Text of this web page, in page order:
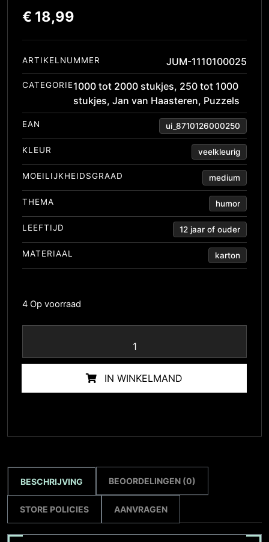
€ 18,99
ARTIKELNUMMER JUM-1110100025
CATEGORIE1000 tot 2000 stukjes, 250 tot 1000
stukjes, Jan van Haasteren, Puzzels
EAN ui_8710126000250
KLEUR veelkleurig
MOEILIJKHEIDSGRAAD medium
THEMA humor
LEEFTIJD 12 jaar of ouder
MATERIAAL karton
4 Op voorraad
IN WINKELMAND
BESCHRIJVING BEOORDELINGEN (0)
STORE POLICIES AANVRAGEN